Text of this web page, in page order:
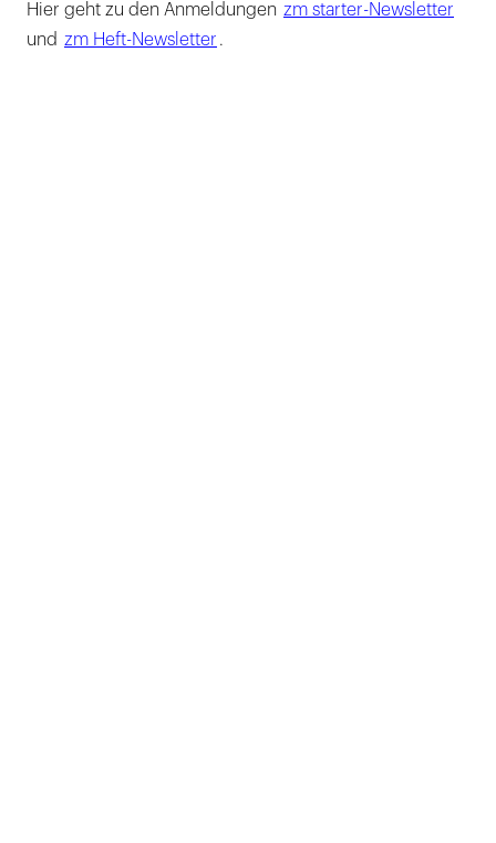
Hier geht zu den Anmeldungen zm starter-Newsletter
und zm Heft-Newsletter .